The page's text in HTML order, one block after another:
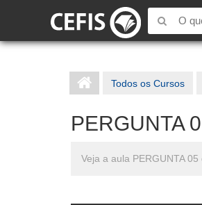
Todos os Cursos
PERGUNTA
Veja a aula PERGUNTA